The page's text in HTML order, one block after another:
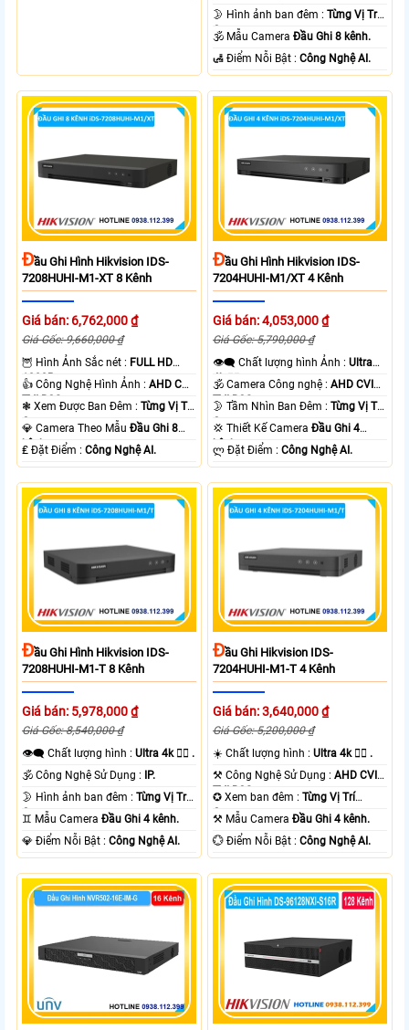
🌛 Hình ảnh ban đêm :Từng Vị Trí
Camera .
🕉️ Mẫu CameraĐầu Ghi 8 kênh.
️🛃 Điểm Nỗi Bật :Công Nghệ AI.
ĐẦu Ghi Hình Hikvision IDS-
7208HUHI-M1-XT 8 Kênh
Giá bán: 6,762,000 ₫
Giá Gốc: 9,660,000 ₫
🦉 Hình Ảnh Sắc nét : FULL HD
1080P .
👍 Công Nghệ Hình Ảnh :AHD CVI
TVI BCS.
❃ Xem Được Ban Đêm :Từng Vị Trí
Camera .
💎 Camera Theo MẫuĐầu Ghi 8
kênh.
️₤ Đặt Điểm :Công Nghệ AI.
ĐẦu Ghi Hình Hikvision IDS-
7204HUHI-M1/XT 4 Kênh
Giá bán: 4,053,000 ₫
Giá Gốc: 5,790,000 ₫
👁️‍🗨 Chất lượng hình Ảnh :Ultra
4k 👍🏾 .
🕉️ Camera Công nghệ :AHD CVI
TVI BCS.
🌛 Tầm Nhìn Ban Đêm :Từng Vị Trí
Camera .
💢 Thiết Kế CameraĐầu Ghi 4
kênh.
️ლ Đặt Điểm :Công Nghệ AI.
ĐẦu Ghi Hình Hikvision IDS-
7208HUHI-M1-T 8 Kênh
Giá bán: 5,978,000 ₫
Giá Gốc: 8,540,000 ₫
👁️‍🗨 Chất lượng hình :Ultra 4k 👍🏾 .
🕉️ Công Nghệ Sử Dụng :
IP.
🌛 Hình ảnh ban đêm :Từng Vị Trí
Camera .
♊ Mẫu CameraĐầu Ghi 4 kênh.
️💎 Điểm Nỗi Bật :Công Nghệ AI.
ĐẦu Ghi Hikvision IDS-
7204HUHI-M1-T 4 Kênh
Giá bán: 3,640,000 ₫
Giá Gốc: 5,200,000 ₫
☀️ Chất lượng hình :Ultra 4k 👍🏾 .
⚒ Công Nghệ Sử Dụng :AHD CVI
TVI BCS.
✪ Xem ban đêm :Từng Vị Trí
Camera .
⚒ Mẫu CameraĐầu Ghi 4 kênh.
️💮 Điểm Nỗi Bật :Công Nghệ AI.